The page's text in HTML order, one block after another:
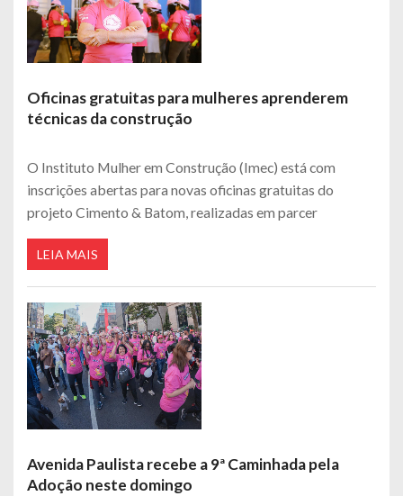
Oficinas gratuitas para mulheres aprenderem
técnicas da construção
O Instituto Mulher em Construção (Imec) está com
inscrições abertas para novas oficinas gratuitas do
projeto Cimento & Batom, realizadas em parcer
LEIA MAIS
Avenida Paulista recebe a 9ª Caminhada pela
Adoção neste domingo